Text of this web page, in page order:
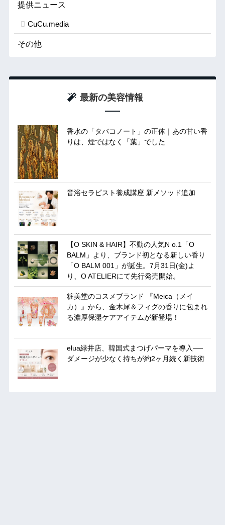
提供ニュース
CuCu.media
その他
最新の美容情報
香水の「タバコノート」の正体｜あの甘い香
りは、煙ではなく「葉」でした
音浴セラピスト養成講座 新メソッド追加
【O SKIN & HAIR】不動の人気N o.1「O
BALM」より、ブランド初となる新しい香り
「O BALM 001」が誕生。7月31日(金)よ
り、O ATELIERにて先行発売開始。
粧美堂のコスメブランド 『Meica（メイ
カ）』から、金木犀＆フィグの香りに包まれ
る濃厚保湿ケアアイテムが新登場！
elua緑井店、韓国式まつげパーマを導入──
ダメージが少なく持ちが約2ヶ月続く新技術